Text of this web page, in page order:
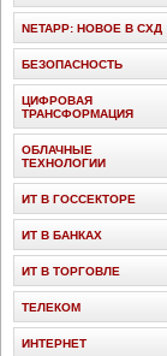
NETAPP: НОВОЕ В СХД
БЕЗОПАСНОСТЬ
ЦИФРОВАЯ
ТРАНСФОРМАЦИЯ
ОБЛАЧНЫЕ
ТЕХНОЛОГИИ
ИТ В ГОССЕКТОРЕ
ИТ В БАНКАХ
ИТ В ТОРГОВЛЕ
ТЕЛЕКОМ
ИНТЕРНЕТ